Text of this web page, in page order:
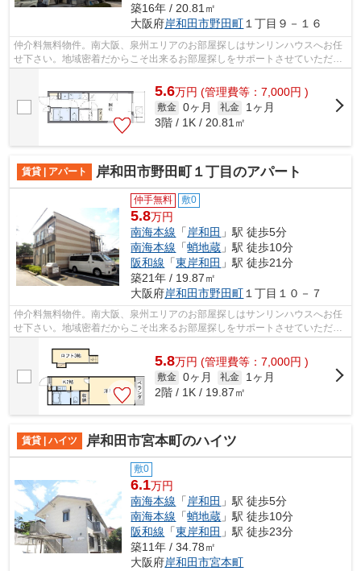
築16年 / 20.81㎡
大阪府岸和田市野田町 １丁目９－１６
仲介料無料物件。南大阪、泉州エリアのお部屋探しはサンリンハウスへお任
せ下さい。地域密着だからこそ出来るお部屋探しをサポートさせていただき
ます。
5.6万円 (管理費等：7,000円 )
敷金 0ヶ月 礼金
1ヶ月
3階 / 1K / 20.81㎡
賃貸 | アパート 岸和田市野田町１丁目のアパート
仲手無料 敷0
5.8万円
南海本線 「岸和田 」駅 徒歩5分
南海本線 「蛸地蔵 」駅 徒歩10分
阪和線 「東岸和田 」駅 徒歩21分
築21年 / 19.87㎡
大阪府岸和田市野田町 １丁目１０－７
仲介料無料物件。南大阪、泉州エリアのお部屋探しはサンリンハウスへお任
せ下さい。地域密着だからこそ出来るお部屋探しをサポートさせていただき
5.8万円 (管理費等：7,000円 )
敷金 0ヶ月 礼金
1ヶ月
2階 / 1K / 19.87㎡
賃貸 | ハイツ 岸和田市宮本町のハイツ
敷0
6.1万円
南海本線 「岸和田 」駅 徒歩5分
南海本線 「蛸地蔵 」駅 徒歩10分
阪和線 「東岸和田 」駅 徒歩23分
築11年 / 34.78㎡
大阪府岸和田市宮本町